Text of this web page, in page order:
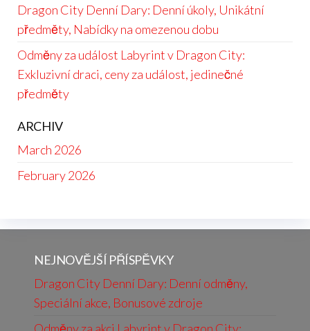
Dragon City Denní Dary: Denní úkoly, Unikátní
předměty, Nabídky na omezenou dobu
Odměny za událost Labyrint v Dragon City:
Exkluzivní draci, ceny za událost, jedinečné
předměty
ARCHIV
March 2026
February 2026
NEJNOVĚJŠÍ PŘÍSPĚVKY
Dragon City Denní Dary: Denní odměny,
Speciální akce, Bonusové zdroje